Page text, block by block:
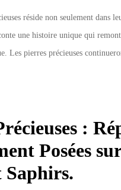
réside non seulement dans
une histoire unique qui
Les pierres précieuses
:
Posées
Saphirs.